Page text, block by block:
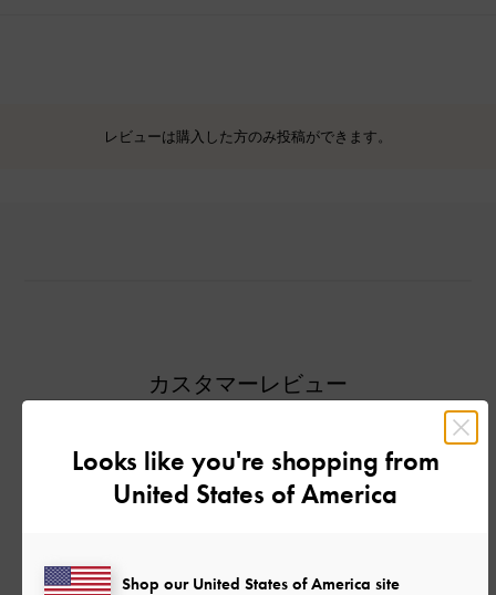
レビューは購入した方のみ投稿ができます。
カスタマーレビュー
Looks like you're shopping from
United States of America
Shop our United States of America site